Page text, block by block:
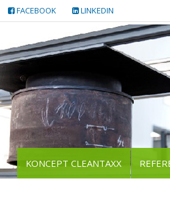
FACEBOOK LINKEDIN
KONCEPT CLEANTAXX